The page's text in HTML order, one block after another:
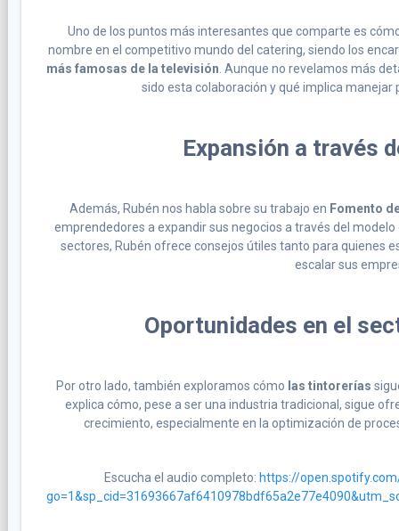
Uno de los puntos más interesantes que comparte es
nombre en el competitivo mundo del catering, siendo los
más famosas de la televisión . Aunque no revelamos más
sido esta colaboración y qué implica
Expansión a través
Además, Rubén nos habla sobre su trabajo en Fomento
emprendedores a expandir sus negocios a través del
sectores, Rubén ofrece consejos útiles tanto para quienes
escalar sus
Oportunidades en el
Por otro lado, también exploramos cómo las tintorerías
explica cómo, pese a ser una industria tradicional, sigue
crecimiento, especialmente en la optimización de
Escucha el audio completo: https://